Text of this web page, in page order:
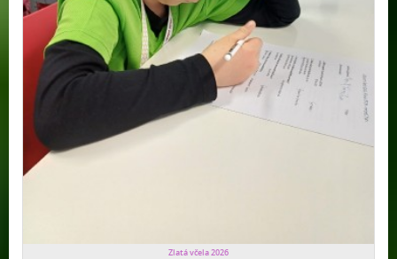
Zlatá včela 2026